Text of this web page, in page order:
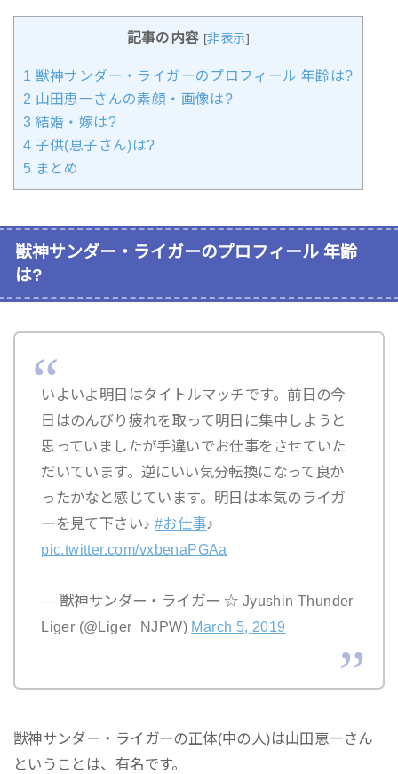
記事の内容 [非表示]
1 獣神サンダー・ライガーのプロフィール 年齢は?
2 山田恵一さんの素顔・画像は?
3 結婚・嫁は?
4 子供(息子さん)は?
5 まとめ
獣神サンダー・ライガーのプロフィール 年齢
は?
いよいよ明日はタイトルマッチです。前日の今
日はのんびり疲れを取って明日に集中しようと
思っていましたが手違いでお仕事をさせていた
だいています。逆にいい気分転換になって良か
ったかなと感じています。明日は本気のライガ
ーを見て下さい♪ #お仕事♪
pic.twitter.com/vxbenaPGAa
— 獣神サンダー・ライガー ☆ Jyushin Thunder
Liger (@Liger_NJPW) March 5, 2019
獣神サンダー・ライガーの正体(中の人)は山田恵一さん
ということは、有名です。